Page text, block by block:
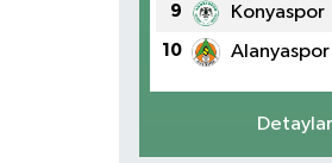
9 Konyaspor
10 Alanyaspor